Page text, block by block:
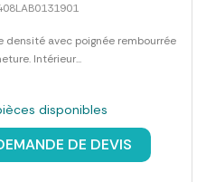
avec poignée rembourrée
Intérieur...
disponibles
DE DEVIS